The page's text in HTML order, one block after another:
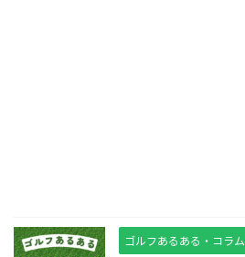
ゴルフあるある・コラム